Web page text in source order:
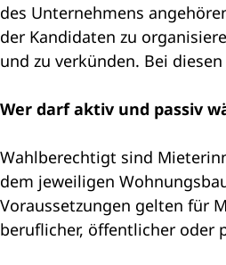
des Unternehmens
der Kandidaten zu
und zu verkünden. Bei
Wer darf aktiv und passiv
Wahlberechtigt sind
dem jeweiligen
Voraussetzungen gelten für
beruflicher, öffentlicher oder